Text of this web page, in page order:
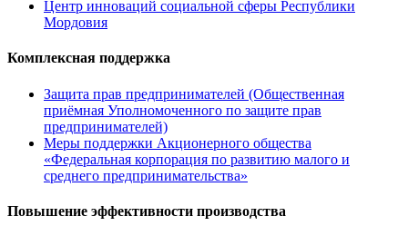
Центр инноваций социальной сферы Республики
Мордовия
Комплексная поддержка
Защита прав предпринимателей (Общественная
приёмная Уполномоченного по защите прав
предпринимателей)
Меры поддержки Акционерного общества
«Федеральная корпорация по развитию малого и
среднего предпринимательства»
Повышение эффективности производства